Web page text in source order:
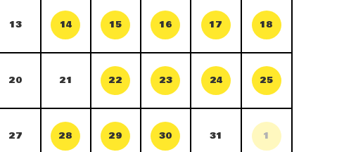
13 14 15 16 17 18
20 21 22 23 24 25
27 28 29 30 31 1